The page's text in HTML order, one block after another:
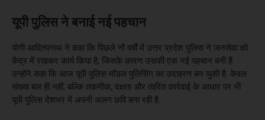
यूपी पुलिस ने बनाई नई पहचान
योगी आदित्यनाथ ने कहा कि पिछले नौ वर्षों में उत्तर प्रदेश पुलिस ने जनसेवा को
केंद्र में रखकर कार्य किया है, जिसके कारण उसकी एक नई पहचान बनी है.
उन्होंने कहा कि आज यूपी पुलिस मॉडल पुलिसिंग का उदाहरण बन चुकी है. केवल
संख्या बल ही नहीं, बल्कि तकनीक, दक्षता और त्वरित कार्रवाई के आधार पर भी
यूपी पुलिस देशभर में अपनी अलग छवि बना रही है.